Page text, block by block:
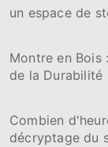
un espace de
Montre en Bois
de la Durabilité
Combien
décryptage du